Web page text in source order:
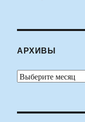
АРХИВЫ
Архивы